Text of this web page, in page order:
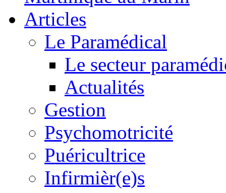
Articles
Le Paramédical
Le secteur
Actualités
Gestion
Psychomotricité
Puéricultrice
Infirmièr(e)s